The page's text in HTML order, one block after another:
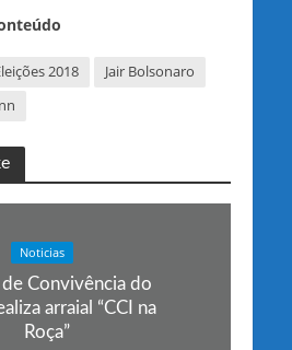
2018
Jair Bolsonaro
Noticias
Convivência do
arraial “CCI na
Roça”